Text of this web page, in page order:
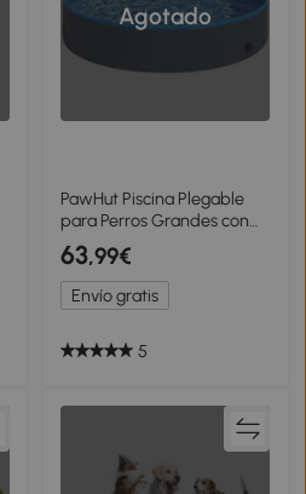
Agotado
PawHut Piscina Plegable
para Perros Grandes con
Suelo Antideslizante para
Patos Interior y Exterior
160x30 cm
63,99€
Envío gratis
5